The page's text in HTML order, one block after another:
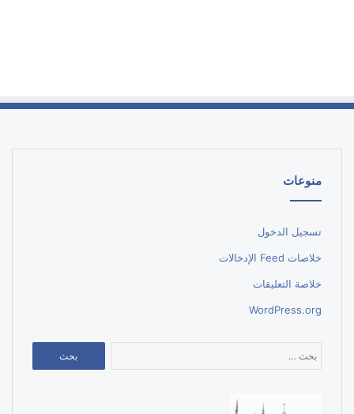
منوعات
تسجيل الدخول
خلاصات Feed الإدخالات
خلاصة التعليقات
WordPress.org
عن: